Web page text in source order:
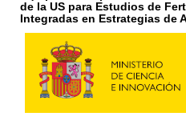
de la US para Estudios de
Integradas en Estrategias de